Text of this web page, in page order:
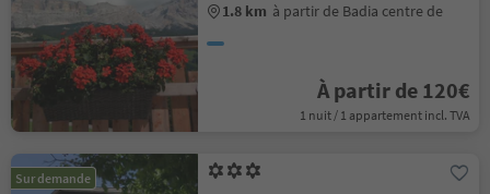
1.8 km à partir de Badia centre de
À partir de 120€
1 nuit / 1 appartement incl. TVA
Sur demande